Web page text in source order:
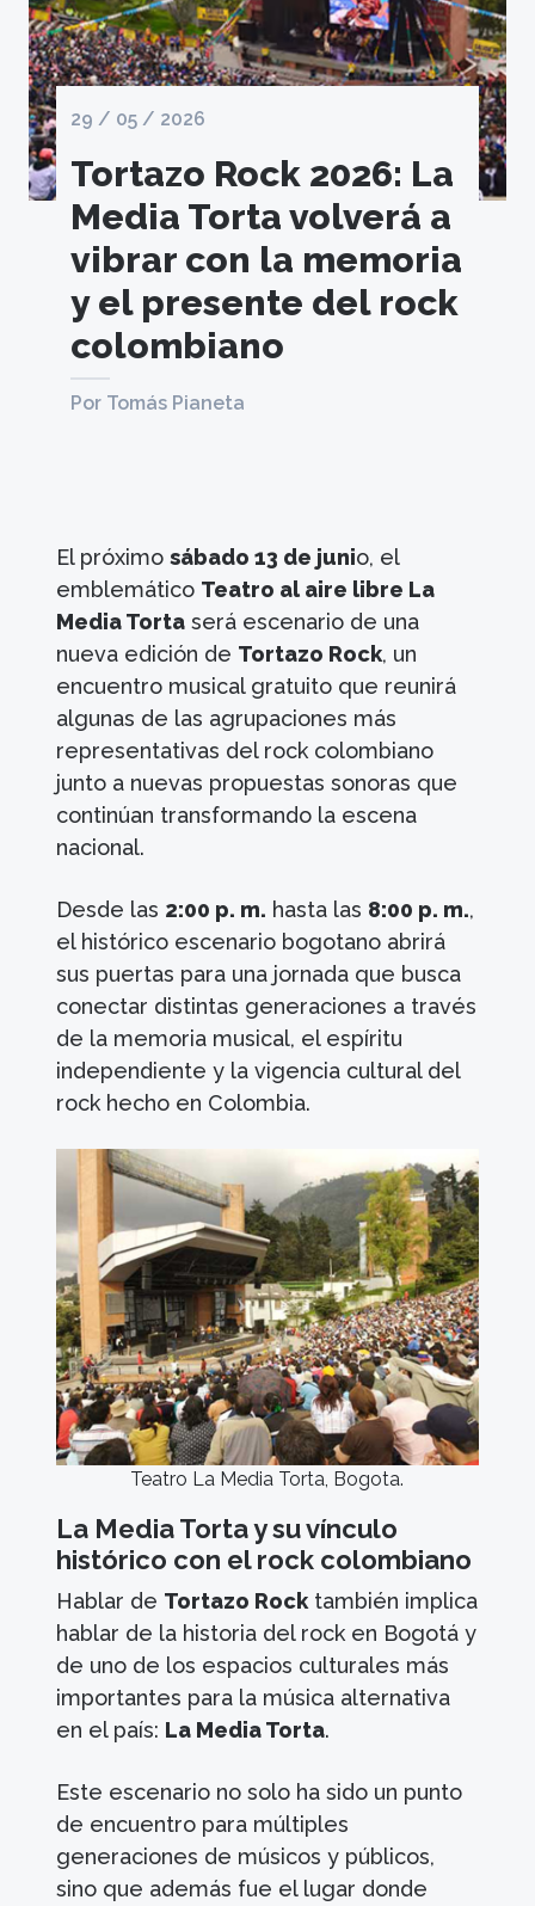
29 / 05 / 2026
Tortazo Rock 2026: La
Media Torta volverá a
vibrar con la memoria
y el presente del rock
colombiano
Por Tomás Pianeta
El próximosábado 13 de junio, el
emblemático Teatro al aire libre La
Media Torta será escenario de una
nueva edición de Tortazo Rock, un
encuentro musical gratuito que reunirá
algunas de las agrupaciones más
representativas del rock colombiano
junto a nuevas propuestas sonoras que
continúan transformando la escena
nacional.
Desde las 2:00 p. m. hasta las 8:00 p. m.,
el histórico escenario bogotano abrirá
sus puertas para una jornada que busca
conectar distintas generaciones a través
de la memoria musical, el espíritu
independiente y la vigencia cultural del
rock hecho en Colombia.
Teatro La Media Torta, Bogota.
La Media Torta y su vínculo
histórico con el rock colombiano
Hablar de Tortazo Rock también implica
hablar de la historia del rock en Bogotá y
de uno de los espacios culturales más
importantes para la música alternativa
en el país: La Media Torta.
Este escenario no solo ha sido un punto
de encuentro para múltiples
generaciones de músicos y públicos,
sino que además fue el lugar donde